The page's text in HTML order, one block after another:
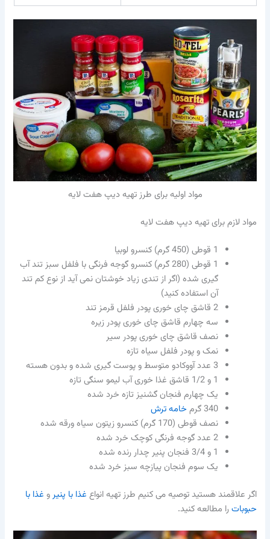
مواد اولیه برای طرز تهیه دیپ هفت لایه
مواد لازم برای تهیه دیپ هفت لایه
1 قوطی (450 گرم) کنسرو لوبیا
1 قوطی (280 گرم) کنسرو گوجه فرنگی با فلفل سبز تند آب
گیری شده (اگر از تندی زیاد خوشتان نمی آید از نوع کم تند
آن استفاده کنید)
2 قاشق چای خوری پودر فلفل قرمز تند
سه چهارم قاشق چای خوری پودر زیره
نصف قاشق چای خوری پودر سیر
نمک و پودر فلفل سیاه تازه
3 عدد آووکادو متوسط و پوست گیری شده و بدون هسته
1 و 1/2 قاشق غذا خوری آب لیمو سنگی تازه
یک چهارم فنجان گشنیز تازه خرد شده
340 گرم
خامه ترش
نصف قوطی (170 گرم) کنسرو زیتون سیاه ورقه شده
2 عدد گوجه فرنگی کوچک خرد شده
1 و 3/4 فنجان پنیر چدار رنده شده
یک سوم فنجان پیازچه سبز خرد شده
اگر علاقمند هستید توصیه می کنیم طرز تهیه انواع غذا با پنیرو غذا با
حبوباترا مطالعه کنید.